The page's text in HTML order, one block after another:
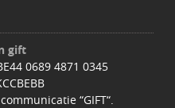
gift
0689 4871 0345
“GIFT“.